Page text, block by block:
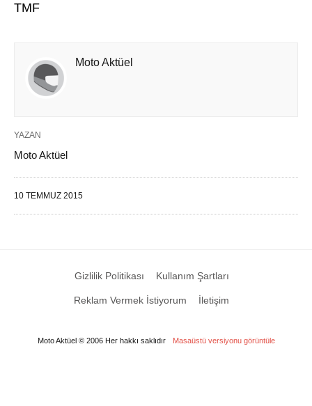
TMF
Moto Aktüel
YAZAN
Moto Aktüel
10 TEMMUZ 2015
Gizlilik Politikası Kullanım Şartları
Reklam Vermek İstiyorum İletişim
Moto Aktüel © 2006 Her hakkı saklıdır Masaüstü versiyonu görüntüle